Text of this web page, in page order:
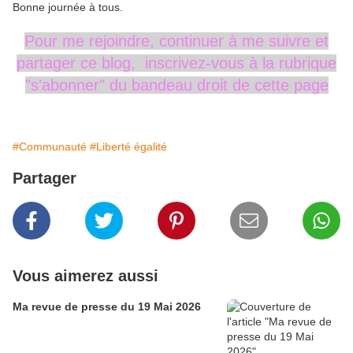
Bonne journée à tous.
Pour me rejoindre, continuer à me suivre et
partager ce blog, inscrivez-vous à la rubrique
"s'abonner" du bandeau droit de cette page
#Communauté #Liberté égalité
Partager
Vous aimerez aussi
Ma revue de presse du 19 Mai 2026